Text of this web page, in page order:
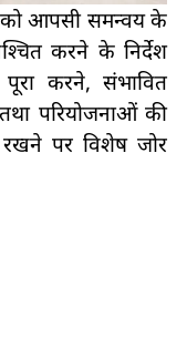
आपसी समन्वय के
करने के निर्देश
पूरा करने, संभावित
परियोजनाओं की
रखने पर विशेष जोर